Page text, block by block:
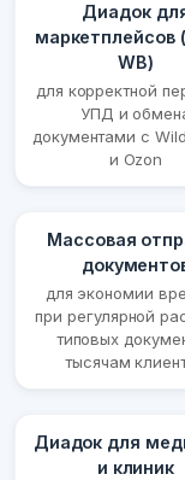
Диадок
маркетплейсов
WB)
для корректной
УПД и
документами с
и Ozon
Массовая
для экономии
при регулярной
типовых
тысячам
Диадок для
и клиник